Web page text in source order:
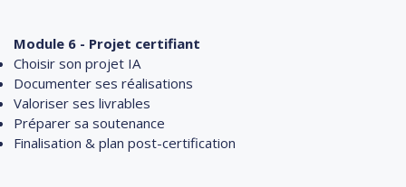
Module 6 - Projet certifiant
Choisir son projet IA
Documenter ses réalisations
Valoriser ses livrables
Préparer sa soutenance
Finalisation & plan post-certification